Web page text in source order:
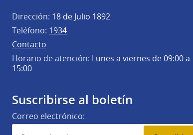
Dirección: 18 de Julio 1892
Teléfono: 1934
Contacto
Horario de atención: Lunes a viernes de 09:00 a
15:00
Suscribirse al boletín
Correo electrónico: